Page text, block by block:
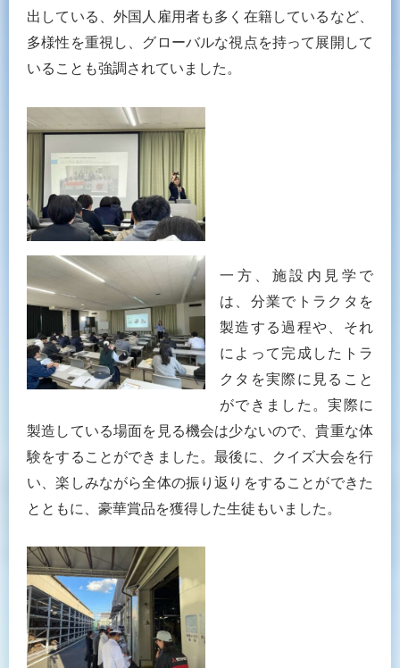
出している、外国人雇用者も多く在籍しているなど、
多様性を重視し、グローバルな視点を持って展開して
いることも強調されていました。
一方、施設内見学で
は、分業でトラクタを
製造する過程や、それ
によって完成したトラ
クタを実際に見ること
ができました。実際に
製造している場面を見る機会は少ないので、貴重な体
験をすることができました。最後に、クイズ大会を行
い、楽しみながら全体の振り返りをすることができた
とともに、豪華賞品を獲得した生徒もいました。